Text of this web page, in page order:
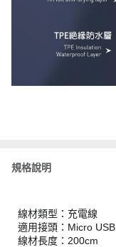
規格說明
線材類型：充電線
適用接頭：Micro USB
線材長度：200cm